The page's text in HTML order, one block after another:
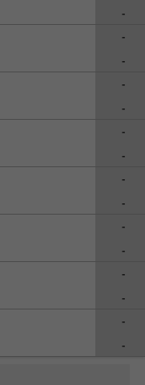
-
-
-
-
-
-
-
-
-
-
-
-
-
-
-